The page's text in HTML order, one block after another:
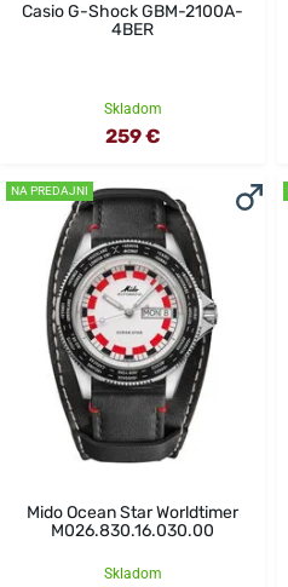
Casio G-Shock GBM-2100A-
4BER
Skladom
259 €
NA PREDAJNI
Mido Ocean Star Worldtimer
M026.830.16.030.00
Skladom